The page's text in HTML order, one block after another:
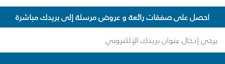
احصل على صفقات رائعة و عروض مرسلة إلى بريدك مباشرة